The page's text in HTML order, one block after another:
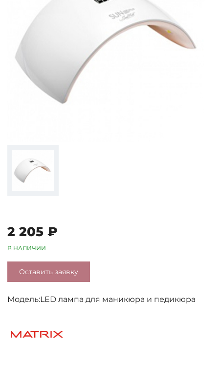
2 205 ₽
В НАЛИЧИИ
Оставить заявку
Модель:LED лампа для маникюра и педикюра